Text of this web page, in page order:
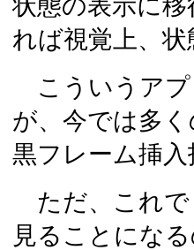
状態の表示に
れば視覚上、
こういうアプ
が、今では多
黒フレーム挿入
ただ、これで
見ることにな